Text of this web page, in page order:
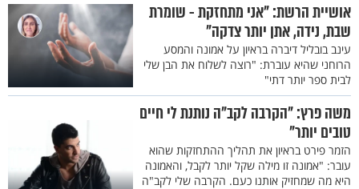
אושיית הרשת: "אני מתחזקת - שומרת
שבת, נידה, אתן יותר צדקה"
עינב בובליל דיברה בראיון על אמונה והמסע
הרוחני שהיא עוברת: "רוצה לשלוח את הבן שלי
לבית ספר יותר דתי"
משה פרץ: "הקרבה לקב"ה נותנת לי חיים
טובים יותר"
הזמר פירט בראיון את תהליך ההתחזקות שהוא
עובר: "אמונה זו מילה שקל יותר לקבל, והאמונה
היא מה שמחזיק אותנו כעם. הקרבה שלי לקב"ה